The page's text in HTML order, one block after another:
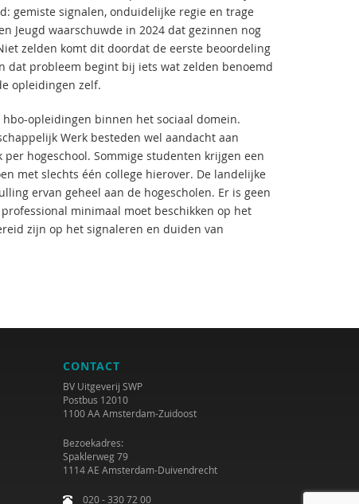
gemiste signalen, onduidelijke regie en trage
Jeugd waarschuwde in 2024 dat gezinnen nog
zelden komt dit doordat de eerste beoordeling
dat probleem begint bij iets wat zelden benoemd
opleidingen zelf.
opleidingen binnen het sociaal domein.
Werk besteden wel aandacht aan
hogeschool. Sommige studenten krijgen een
met slechts één college hierover. De landelijke
ervan geheel aan de hogescholen. Er is geen
minimaal moet beschikken op het
zijn op het signaleren en duiden van
CONTACT
BV Uitgeverij SWP
Postbus 12010
1100 AA Amsterdam-Zuidoost
Bezoekadres:
Spaklerweg 79
1114 AE Amsterdam-Duivendrecht
020 - 330 72 00